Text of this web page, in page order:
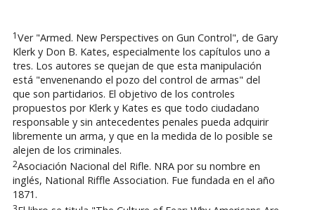
1Ver "Armed. New Perspectives on Gun Control", de Gary
Klerk y Don B. Kates, especialmente los capítulos uno a
tres. Los autores se quejan de que esta manipulación
está "envenenando el pozo del control de armas" del
que son partidarios. El objetivo de los controles
propuestos por Klerk y Kates es que todo ciudadano
responsable y sin antecedentes penales pueda adquirir
libremente un arma, y que en la medida de lo posible se
alejen de los criminales.
2Asociación Nacional del Rifle. NRA por su nombre en
inglés, National Riffle Association. Fue fundada en el año
1871.